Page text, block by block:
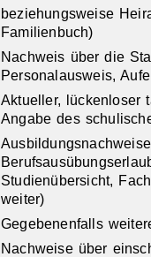
beziehungsweise
Familienbuch)
Nachweis über die
Personalausweis,
Aktueller, lückenloser
Angabe des
Studienübersicht,
weiter)
Gegebenenfalls
Nachweise über